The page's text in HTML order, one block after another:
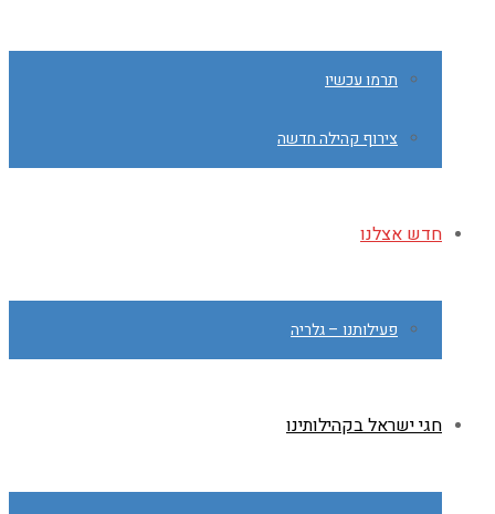
תרמו עכשיו
צירוף קהילה חדשה
חדש אצלנו
פעילותנו – גלריה
חגי ישראל בקהילותינו